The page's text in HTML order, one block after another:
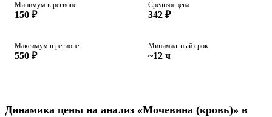
Минимум в регионе
150 ₽
Средняя цена
342 ₽
Максимум в регионе
550 ₽
Минимальный срок
~12 ч
Динамика цены на анализ «Мочевина (кровь)» в